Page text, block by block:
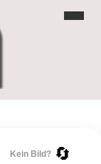
Kein Bild? 🔄